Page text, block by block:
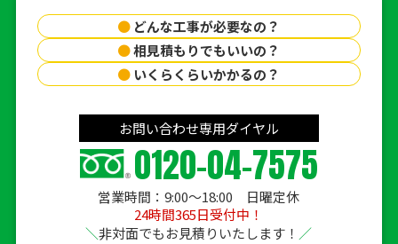
● どんな工事が必要なの？
●相見積もりでもいいの？
● いくらくらいかかるの？
お問い合わせ専用ダイヤル
0120-04-7575
営業時間：9:00〜18:00 日曜定休
24時間365日受付中！
非対面でもお見積りいたします！